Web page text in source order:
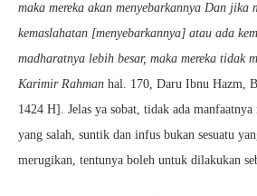
maka mereka akan menyebarkannya Dan jika
kemaslahatan [menyebarkannya] atau ada
madharatnya lebih besar, maka mereka tidak
Karimir Rahman hal. 170, Daru Ibnu Hazm,
1424 H]. Jelas ya sobat, tidak ada manfaatnya
yang salah, suntik dan infus bukan sesuatu
merugikan, tentunya boleh untuk dilakukan